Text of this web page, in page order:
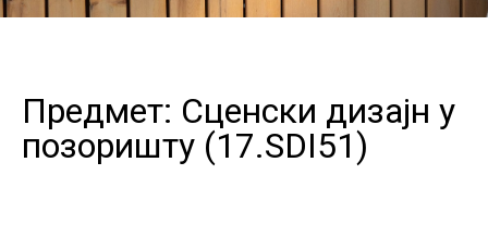
Предмет: Сценски дизајн у
позоришту (17.SDI51)